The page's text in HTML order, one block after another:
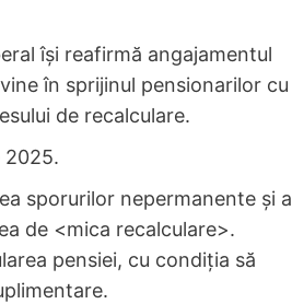
își reafirmă angajamentul
în sprijinul pensionarilor cu
de recalculare.
2025.
sporurilor nepermanente și a
de <mica recalculare>.
pensiei, cu condiția să